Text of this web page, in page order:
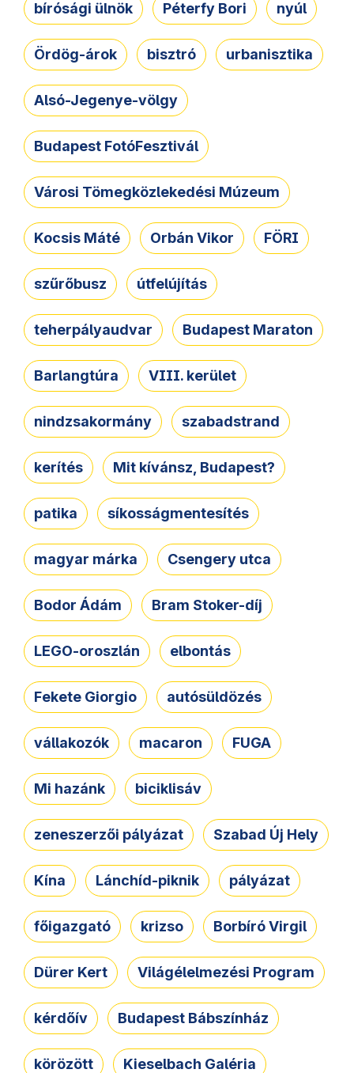
bírósági ülnök Péterfy Bori nyúl
Ördög-árok bisztró urbanisztika
Alsó-Jegenye-völgy
Budapest FotóFesztivál
Városi Tömegközlekedési Múzeum
Kocsis Máté Orbán Vikor FÖRI
szűrőbusz útfelújítás
teherpályaudvar Budapest Maraton
Barlangtúra VIII. kerület
nindzsakormány szabadstrand
kerítés Mit kívánsz, Budapest?
patika síkosságmentesítés
magyar márka Csengery utca
Bodor Ádám Bram Stoker-díj
LEGO-oroszlán elbontás
Fekete Giorgio autósüldözés
vállakozók macaron FUGA
Mi hazánk biciklisáv
zeneszerzői pályázat Szabad Új Hely
Kína Lánchíd-piknik pályázat
főigazgató krizso Borbíró Virgil
Dürer Kert Világélelmezési Program
kérdőív Budapest Bábszínház
körözött Kieselbach Galéria